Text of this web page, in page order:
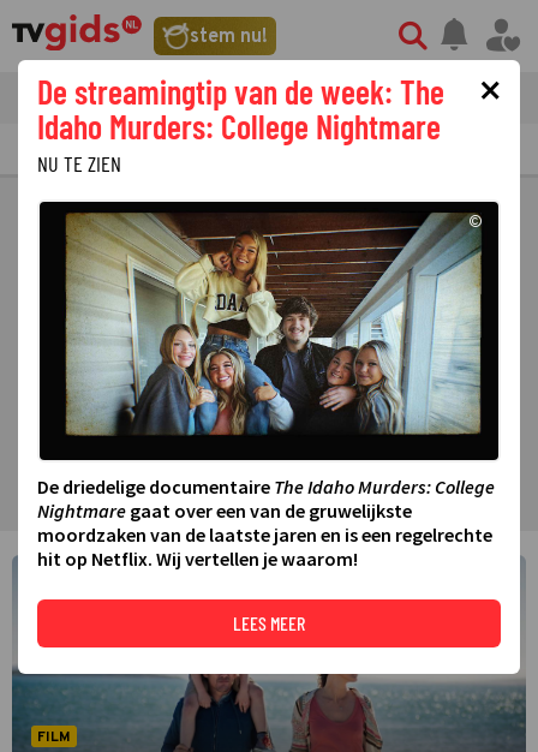
stem nu!
tvgids streaming nieuws
PRIMETIME GEMIST
FILM
×
De streamingtip van de week: The
Idaho Murders: College Nightmare
NU TE ZIEN
©
De driedelige documentaire The Idaho Murders: College
Nightmare gaat over een van de gruwelijkste
moordzaken van de laatste jaren en is een regelrechte
hit op Netflix. Wij vertellen je waarom!
LEES MEER